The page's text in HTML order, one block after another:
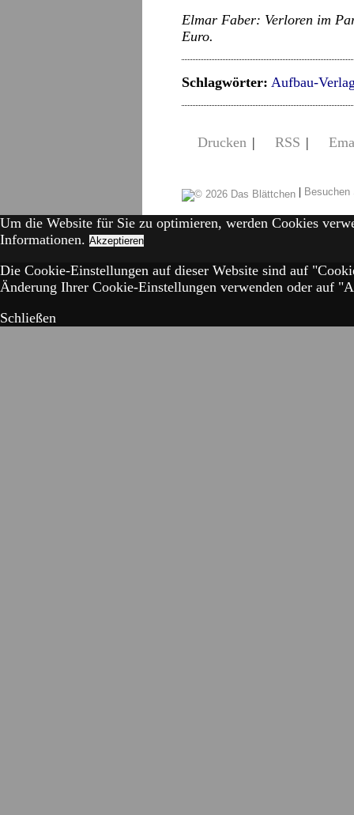
Elmar Faber: Verloren im
Euro.
Schlagwörter: Aufbau-
Drucken | RSS |
|
Um die Website für Sie zu optimieren, werden Cookies
Informationen. Akzeptieren
Die Cookie-Einstellungen auf dieser Website sind auf
Änderung Ihrer Cookie-Einstellungen verwenden oder auf
Schließen